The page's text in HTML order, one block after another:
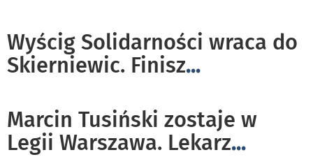
Wyścig Solidarności wraca do
Skierniewic. Finisz...
Marcin Tusiński zostaje w
Legii Warszawa. Lekarz...